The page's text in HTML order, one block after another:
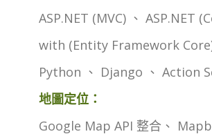
ASP.NET (MVC) 、 ASP.NET
with (Entity Framework Core)
Python 、 Django 、 Action
地圖定位：
Google Map API 整合、